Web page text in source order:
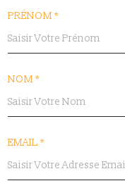
PRÉNOM *
NOM *
EMAIL *